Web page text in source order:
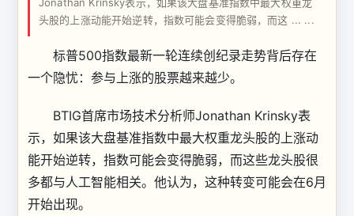
头股的上涨动能开始逆转，指数可能会变得脆弱，而这 ... ...
标普500指数最新一轮连续创纪录走势背后存在
一个隐忧：参与上涨的股票越来越少。
BTIG首席市场技术分析师Jonathan Krinsky表
示，如果该大盘基准指数中最大权重龙头股的上涨动
能开始逆转，指数可能会变得脆弱，而这些龙头股很
多都与人工智能相关。他认为，这种转变可能会在6月
开始出现。